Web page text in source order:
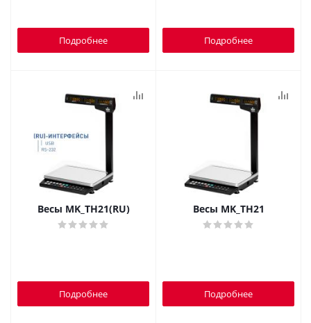
Подробнее Подробнее
Весы MK_ТН21(RU)
Подробнее
Весы MK_ТН21
Подробнее